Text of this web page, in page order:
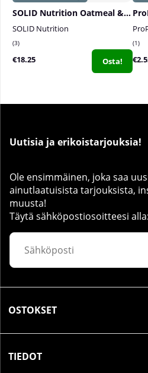
SOLID Nutrition Oatmeal & Protein Mix, 750 g
SOLID Nutrition
3
€18.25 Osta!
1
Uutisia ja erikoistarjouksia!
Ole ensimmäinen, joka saa
ainutlaatuisista tarjouksista,
muusta!
Täytä sähköpostiosoitteesi alla:
OSTOKSET
TIEDOT